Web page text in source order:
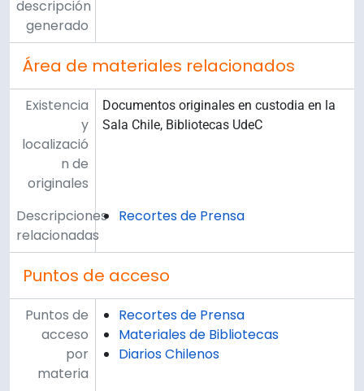
descripción
generado
Área de materiales relacionados
Existencia
y
localizació
n de
originales
Documentos originales en custodia en la
Sala Chile, Bibliotecas UdeC
Descripciones
relacionadas
Recortes de Prensa
Puntos de acceso
Puntos de
acceso
por
materia
Recortes de Prensa
Materiales de Bibliotecas
Diarios Chilenos